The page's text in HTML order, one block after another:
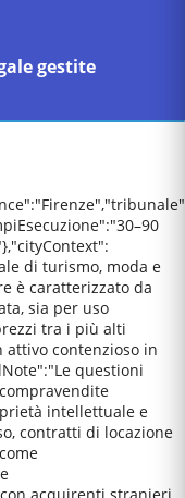
gestite
di turismo, moda e
è caratterizzato da
sia per uso
tra i più alti
attivo contenzioso in
questioni
intellettuale e
contratti di locazione